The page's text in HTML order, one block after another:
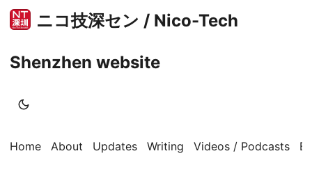
ニコ技深セン / Nico-Tech
Shenzhen website
Home About Updates Writing Videos / Podcasts